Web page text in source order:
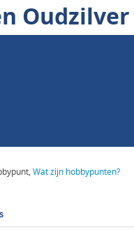
Oudzilver
Wat zijn hobbypunten?